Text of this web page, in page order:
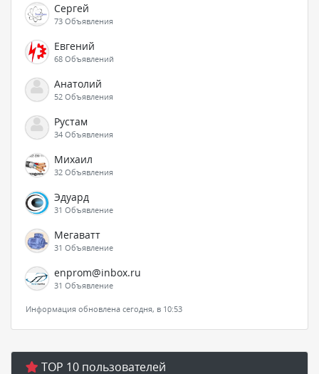
Сергей
73 Объявления
Евгений
68 Объявлений
Анатолий
52 Объявления
Рустам
34 Объявления
Михаил
32 Объявления
Эдуард
31 Объявление
Мегаватт
31 Объявление
enprom@inbox.ru
31 Объявление
Информация обновлена сегодня, в 10:53
TOP 10 пользователей